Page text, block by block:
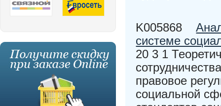
K005868
системе
20 3 1
правовое
социальной